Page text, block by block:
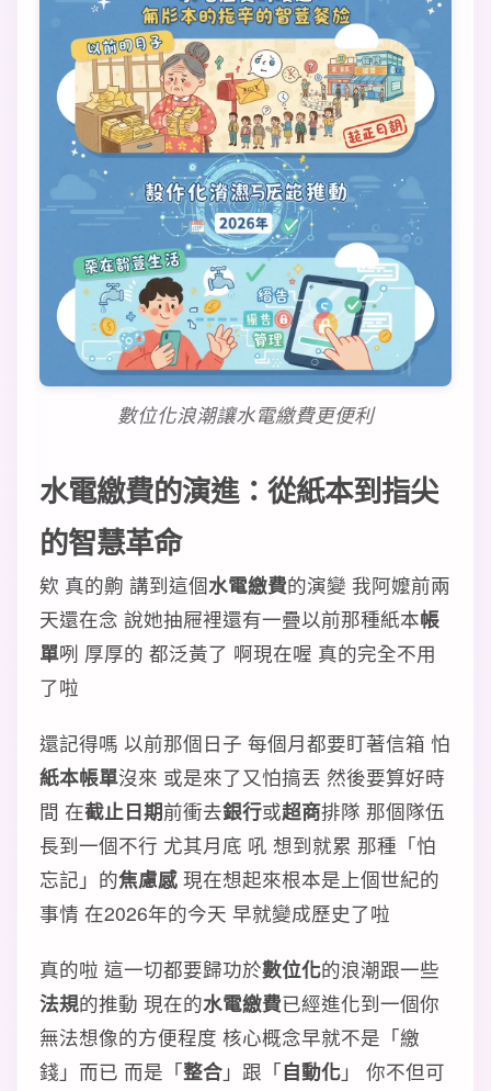
數位化浪潮讓水電繳費更便利
水電繳費的演進：從紙本到指尖
的智慧革命
欸 真的齁 講到這個水電繳費的演變 我阿嬤前兩
天還在念 說她抽屜裡還有一疊以前那種紙本帳
單咧 厚厚的 都泛黃了 啊現在喔 真的完全不用
了啦
還記得嗎 以前那個日子 每個月都要盯著信箱 怕
紙本帳單沒來 或是來了又怕搞丟 然後要算好時
間 在截止日期前衝去銀行或超商排隊 那個隊伍
長到一個不行 尤其月底 吼 想到就累 那種「怕
忘記」的焦慮感 現在想起來根本是上個世紀的
事情 在2026年的今天 早就變成歷史了啦
真的啦 這一切都要歸功於數位化的浪潮跟一些
法規的推動 現在的水電繳費已經進化到一個你
無法想像的方便程度 核心概念早就不是「繳
錢」而已 而是「整合」跟「自動化」 你不但可